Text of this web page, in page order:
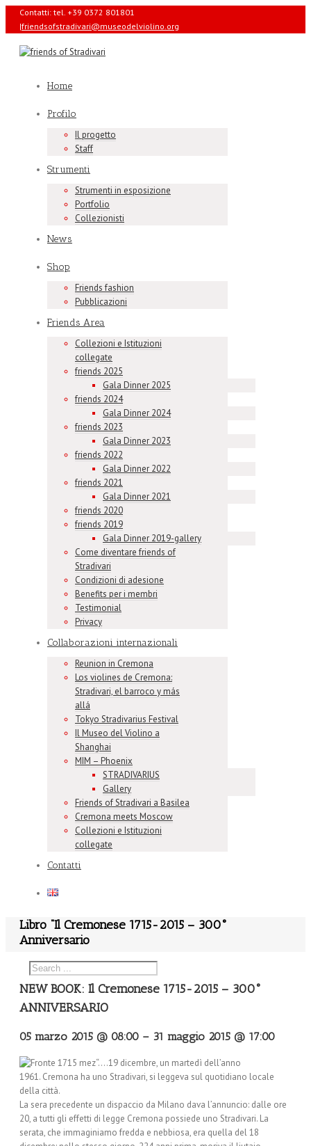
Contatti: tel. +39 0372 801801
|friendsofstradivari@museodelviolino.org
Home
Profilo
Il progetto
Staff
Strumenti
Strumenti in esposizione
Portfolio
Collezionisti
News
Shop
Friends fashion
Pubblicazioni
Friends Area
Collezioni e Istituzioni
collegate
friends 2025
Gala Dinner 2025
friends 2024
Gala Dinner 2024
friends 2023
Gala Dinner 2023
friends 2022
Gala Dinner 2022
friends 2021
Gala Dinner 2021
friends 2020
friends 2019
Gala Dinner 2019-gallery
Come diventare friends of
Stradivari
Condizioni di adesione
Benefits per i membri
Testimonial
Privacy
Collaborazioni internazionali
Reunion in Cremona
Los violines de Cremona:
Stradivari, el barroco y más
allá
Tokyo Stradivarius Festival
Il Museo del Violino a
Shanghai
MIM – Phoenix
STRADIVARIUS
Gallery
Friends of Stradivari a Basilea
Cremona meets Moscow
Collezioni e Istituzioni
collegate
Contatti
Libro “Il Cremonese 1715-2015 – 300°
Anniversario
NEW BOOK: Il Cremonese 1715-2015 – 300°
ANNIVERSARIO
05 marzo 2015 @ 08:00 – 31 maggio 2015 @ 17:00
“….19 dicembre, un martedì dell’anno
1961. Cremona ha uno Stradivari, si leggeva sul quotidiano locale
della città.
La sera precedente un dispaccio da Milano dava l’annuncio: dalle ore
20, a tutti gli effetti di legge Cremona possiede uno Stradivari. La
serata, che immaginiamo fredda e nebbiosa, era quella del 18